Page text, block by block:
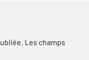
Les champs